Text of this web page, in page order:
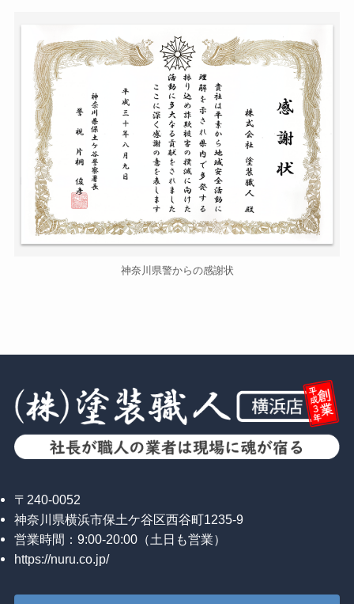
神奈川県警からの感謝状
〒240-0052
神奈川県横浜市保土ケ谷区西谷町1235-9
営業時間：9:00-20:00（土日も営業）
https://nuru.co.jp/